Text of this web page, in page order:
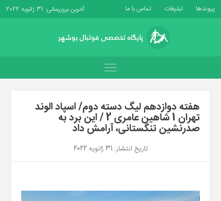
پیوندها تبلیغات تماس با ما آخرین بروزرسانی: 31 ژانویه 2022
هفته دوازدهم لیگ دسته دوم/ اسپاد الوند
تهران 1 شاهین عامری 2 / این برد به
صدرنشین تنگستانی، آرامش داد
تاریخ انتشار: 31 ژانویه 2022